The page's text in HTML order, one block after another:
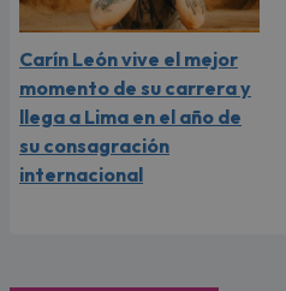
Carín León vive el mejor
momento de su carrera y
llega a Lima en el año de
su consagración
internacional